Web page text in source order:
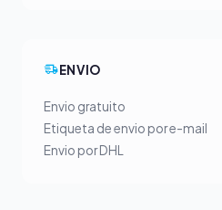
ENVIO
Envio gratuito
Etiqueta de envio por e-mail
Envio por DHL